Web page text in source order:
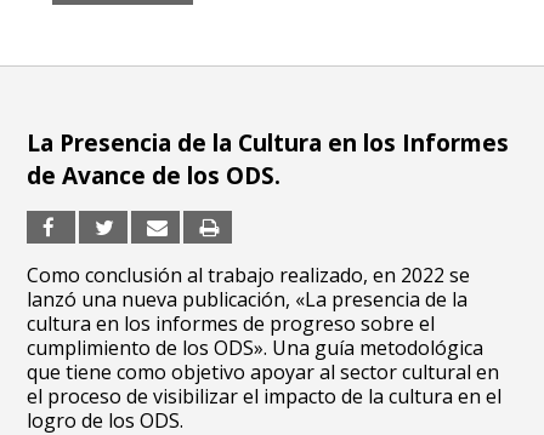
La Presencia de la Cultura en los Informes
de Avance de los ODS.
Como conclusión al trabajo realizado, en 2022 se
lanzó una nueva publicación, «La presencia de la
cultura en los informes de progreso sobre el
cumplimiento de los ODS». Una guía metodológica
que tiene como objetivo apoyar al sector cultural en
el proceso de visibilizar el impacto de la cultura en el
logro de los ODS.